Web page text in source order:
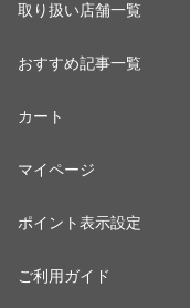
取り扱い店舗一覧
おすすめ記事一覧
カート
マイページ
ポイント表示設定
ご利用ガイド